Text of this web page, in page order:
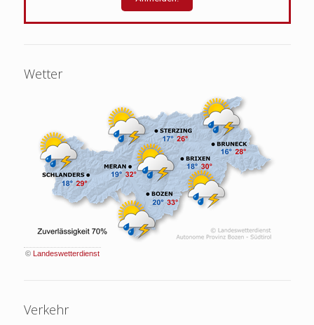
Wetter
© Landeswetterdienst
Verkehr